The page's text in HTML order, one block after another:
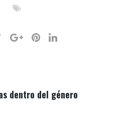
dentro del género